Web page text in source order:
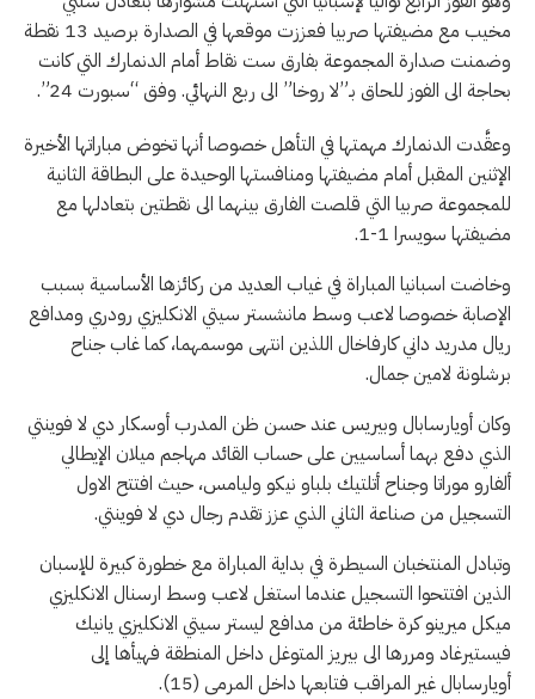
مخيب مع مضيفتها صربيا فعززت موقعها في الصدارة برصيد 13 نقطة
وضمنت صدارة المجموعة بفارق ست نقاط أمام الدنمارك التي كانت
بحاجة الى الفوز للحاق بـ”لا روخا” الى ربع النهائي. وفق “سبورت 24”.
وعقَّدت الدنمارك مهمتها في التأهل خصوصا أنها تخوض مباراتها الأخيرة
الإثنين المقبل أمام مضيفتها ومنافستها الوحيدة على البطاقة الثانية
للمجموعة صربيا التي قلصت الفارق بينهما الى نقطتين بتعادلها مع
مضيفتها سويسرا 1-1.
وخاضت اسبانيا المباراة في غياب العديد من ركائزها الأساسية بسبب
الإصابة خصوصا لاعب وسط مانشستر سيتي الانكليزي رودري ومدافع
ريال مدريد داني كارفاخال اللذين انتهى موسمهما، كما غاب جناح
برشلونة لامين جمال.
وكان أويارسابال وبيريس عند حسن ظن المدرب أوسكار دي لا فوينتي
الذي دفع بهما أساسيين على حساب القائد مهاجم ميلان الإيطالي
ألفارو موراتا وجناح أتلتيك بلباو نيكو وليامس، حيث افتتح الاول
التسجيل من صناعة الثاني الذي عزز تقدم رجال دي لا فوينتي.
وتبادل المنتخبان السيطرة في بداية المباراة مع خطورة كبيرة للإسبان
الذين افتتحوا التسجيل عندما استغل لاعب وسط ارسنال الانكليزي
ميكل ميرينو كرة خاطئة من مدافع ليستر سيتي الانكليزي يانيك
فيستيرغاد ومررها الى بيريز المتوغل داخل المنطقة فهيأها إلى
أويارسابال غير المراقب فتابعها داخل المرمى (15).